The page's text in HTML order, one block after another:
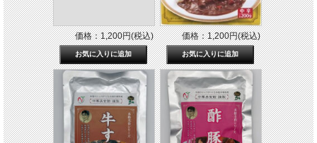
価格：1,200円(税込) 価格：1,200円(税込)